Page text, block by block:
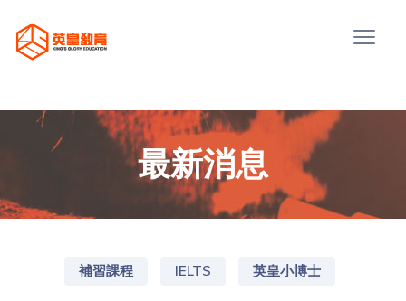
最新消息
補習課程 IELTS 英皇小博士